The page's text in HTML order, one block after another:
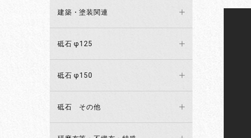
建築・塗装関連
砥石 φ125
砥石 φ150
砥石 その他